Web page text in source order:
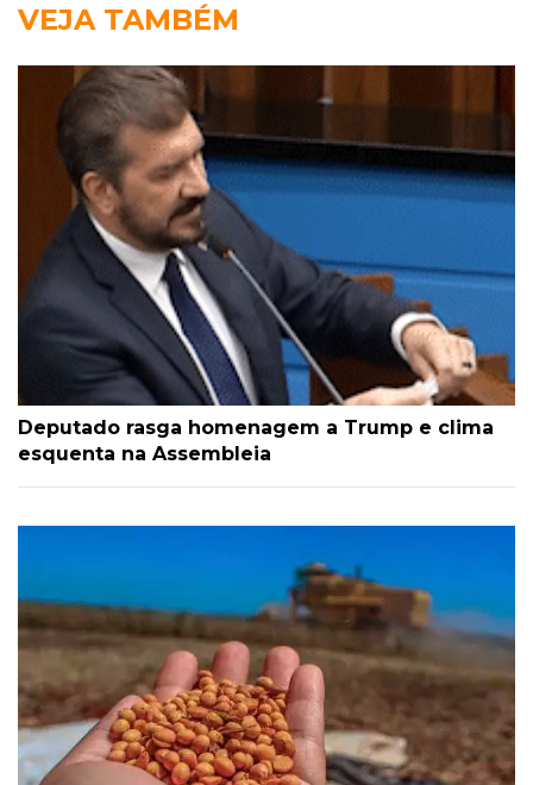
VEJA TAMBÉM
Deputado rasga homenagem a Trump e clima
esquenta na Assembleia